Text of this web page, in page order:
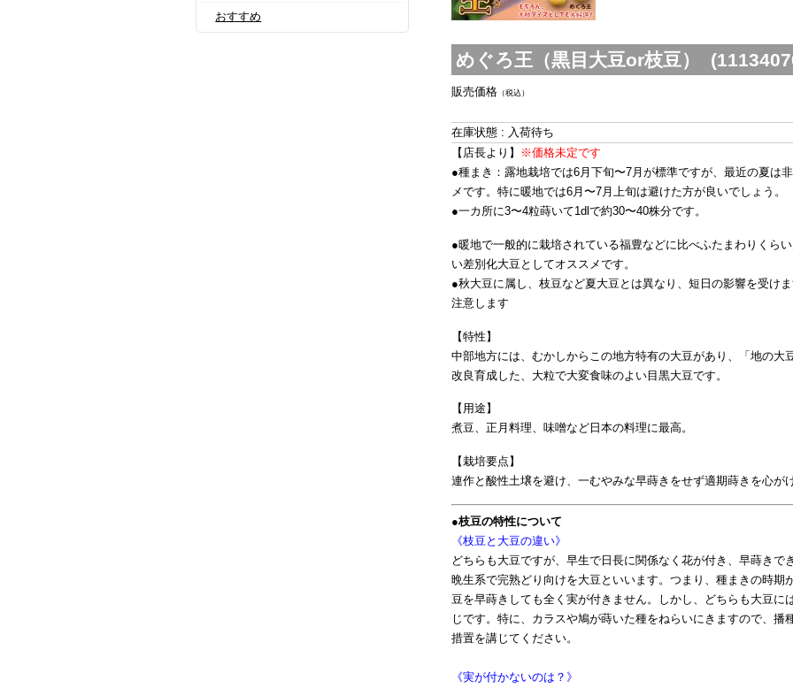
めぐろ王（黒目大豆or枝豆）
販売価格 （税込）
在庫状態 : 入荷待ち
【店長より】
※価格未定です
●種まき：露地栽培では6月下旬〜7月が標準ですが、最近の夏は
メです。特に暖地では6月〜7月上旬は避けた方が良いでしょう。
●一カ所に3〜4粒蒔いて1dlで約30〜40株分です。
●暖地で一般的に栽培されている福豊などに比べふたまわりくら
い差別化大豆としてオススメです。
●秋大豆に属し、枝豆など夏大豆とは異なり、短日の影響を受け
注意します
【特性】
中部地方には、むかしからこの地方特有の大豆があり、「地の大
改良育成した、大粒で大変食味のよい目黒大豆です。
【用途】
煮豆、正月料理、味噌など日本の料理に最高。
【栽培要点】
連作と酸性土壌を避け、一むやみな早蒔きをせず適期蒔きを心が
●枝豆の特性について
《枝豆と大豆の違い》
どちらも大豆ですが、早生で日長に関係なく花が付き、早蒔きで
晩生系で完熟どり向けを大豆といいます。つまり、種まきの時期
豆を早蒔きしても全く実が付きません。しかし、どちらも大豆に
じです。特に、カラスや鳩が蒔いた種をねらいにきますので、播
措置を講じてください。
《実が付かないのは？》
おすすめ